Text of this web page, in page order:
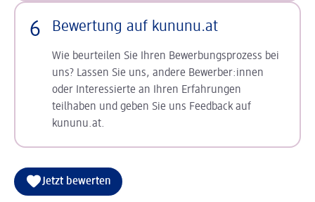
6 Bewertung auf kununu.at
Wie beurteilen Sie Ihren Bewerbungsprozess bei
uns? Lassen Sie uns, andere Bewerber:innen
oder Interessierte an Ihren Erfahrungen
teilhaben und geben Sie uns Feedback auf
kununu.at.
Jetzt bewerten